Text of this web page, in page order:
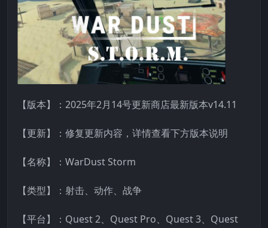
【版本】：2025年2月14号更新商店最新版本v14.11
【更新】：修复更新内容，详情查看下方版本说明
【名称】：WarDust Storm
【类型】：射击、动作、战争
【平台】：Quest 2、Quest Pro、Quest 3、Quest